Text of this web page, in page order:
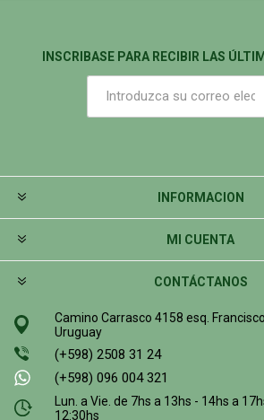
INSCRIBASE PARA RECIBIR LAS
INFORMACION
MI CUENTA
CONTÁCTANOS
Camino Carrasco 4158 esq.
Uruguay
(+598) 2508 31 24
(+598) 096 004 321
Lun. a Vie. de 7hs a 13hs - 14hs a
12:30hs